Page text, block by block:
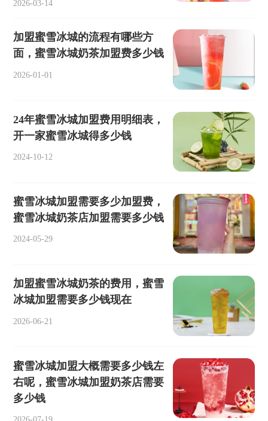
2026-03-14
加盟蜜雪冰城的流程有哪些方
面，蜜雪冰城奶茶加盟费多少钱
2026-01-01
24年蜜雪冰城加盟费用明细表，
开一家蜜雪冰城得多少钱
2024-10-12
蜜雪冰城加盟需要多少加盟费，
蜜雪冰城奶茶店加盟需要多少钱
2024-05-29
加盟蜜雪冰城奶茶的费用，蜜雪
冰城加盟需要多少钱现在
2026-06-21
蜜雪冰城加盟大概需要多少钱左
右呢，蜜雪冰城加盟奶茶店需要
多少钱